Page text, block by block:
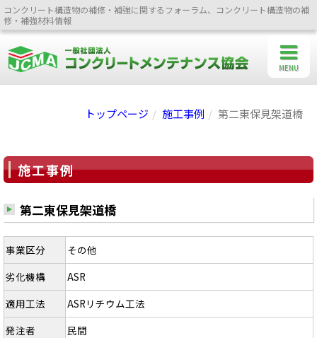
コンクリート構造物の補修・補強に関するフォーラム、コンクリート構造物の補
修・補強材料情報
トップページ 施工事例 第二東保見架道橋
施工事例
第二東保見架道橋
事業区分
その他
劣化機構
ASR
適用工法
ASRリチウム工法
発注者
民間
MENU